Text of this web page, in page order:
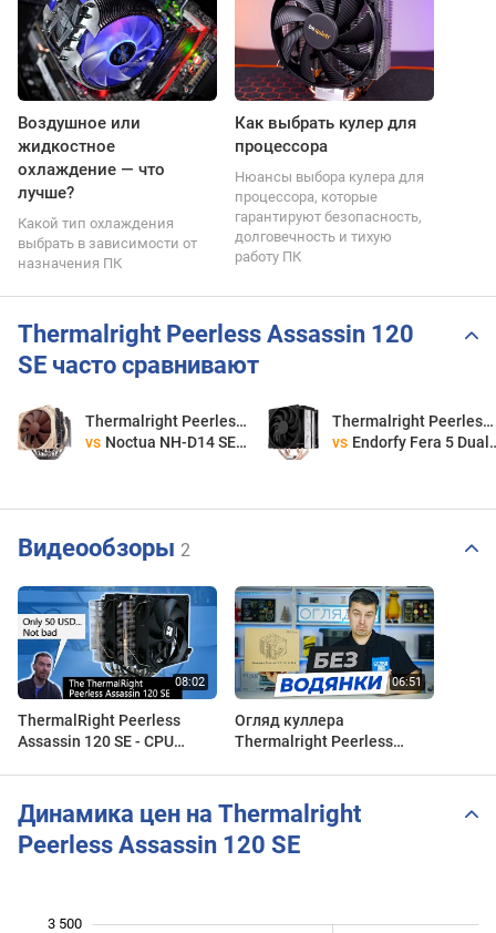
Воздушное или
жидкостное
охлаждение — что
лучше?
Какой тип охлаждения
выбрать в зависимости от
назначения ПК
Как выбрать кулер для
процессора
Нюансы выбора кулера для
процессора, которые
гарантируют безопасность,
долговечность и тихую
работу ПК
Thermalright Peerless Assassin 120
SE часто сравнивают
Thermalright Peerless Assassin 120 SE
vs Noctua NH-D14 SE2011
Thermalright Peerless Assassin 120 SE
vs Endorfy Fera 5 Dual Fan
Видеообзоры 2
ThermalRight Peerless
Assassin 120 SE - CPU
Огляд куллера
Thermalright Peerless
Динамика цен на Thermalright
Peerless Assassin 120 SE
3 500